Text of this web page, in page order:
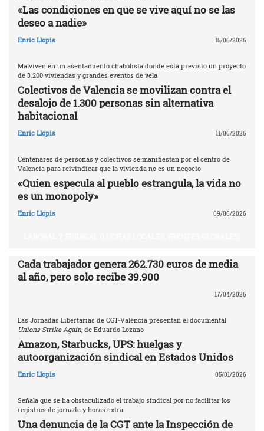
«Las condiciones en que se vive aquí no se las
deseo a nadie»
Enric Llopis 15/06/2026
Malviven en un asentamiento chabolista donde está previsto un proyecto
de 3.200 viviendas y grandes eventos de vela
Colectivos de Valencia se movilizan contra el
desalojo de 1.300 personas sin alternativa
habitacional
Enric Llopis 11/06/2026
Centenares de personas y colectivos se manifiestan por el centro de
Valencia para reivindicar que la vivienda no es un negocio
«Quien especula al pueblo estrangula, la vida no
es un monopoly»
Enric Llopis 09/06/2026
Cada trabajador genera 262.730 euros de media
al año, pero solo recibe 39.900
17/04/2026
Las Jornadas Libertarias de CGT-València presentan el documental
Unions Strike Again , de Eduardo Lozano
Amazon, Starbucks, UPS: huelgas y
autoorganización sindical en Estados Unidos
Enric Llopis 05/01/2026
Señala que se ha obstaculizado el trabajo sindical por no facilitar los
registros de jornada y horas extra
Una denuncia de la CGT ante la Inspección de